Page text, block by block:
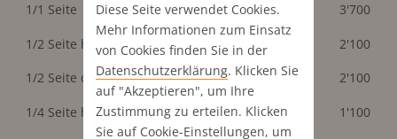
1/1 Seite
mm
3'700 3'700
1/2 Seite hoch 74x210 mm 2'100
2'100
1/2 Seite quer
148x105
mm
2'100 2'100
1/4 Seite hoch 74x105 mm 1'100
1'100
Diese Seite verwendet Cookies.
Mehr Informationen zum Einsatz
von Cookies finden Sie in der
Datenschutz­erklärung. Klicken Sie
auf "Akzeptieren", um Ihre
Zustimmung zu erteilen. Klicken
Sie auf Cookie-Einstellungen, um